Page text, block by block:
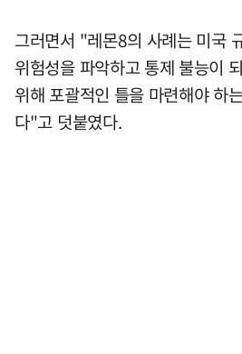
그러면서 "레몬8의 사례는 미국
위험성을 파악하고 통제 불능이
위해 포괄적인 틀을 마련해야 하
다"고 덧붙였다.